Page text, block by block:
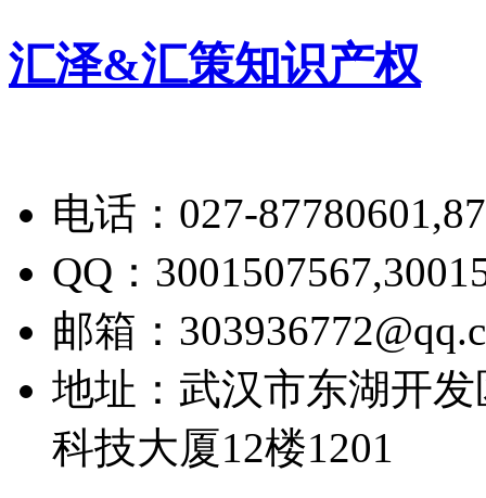
汇泽&汇策知识产权
电话：027-
QQ：
邮箱：
地址：武汉市东湖开
科技大厦12楼1201